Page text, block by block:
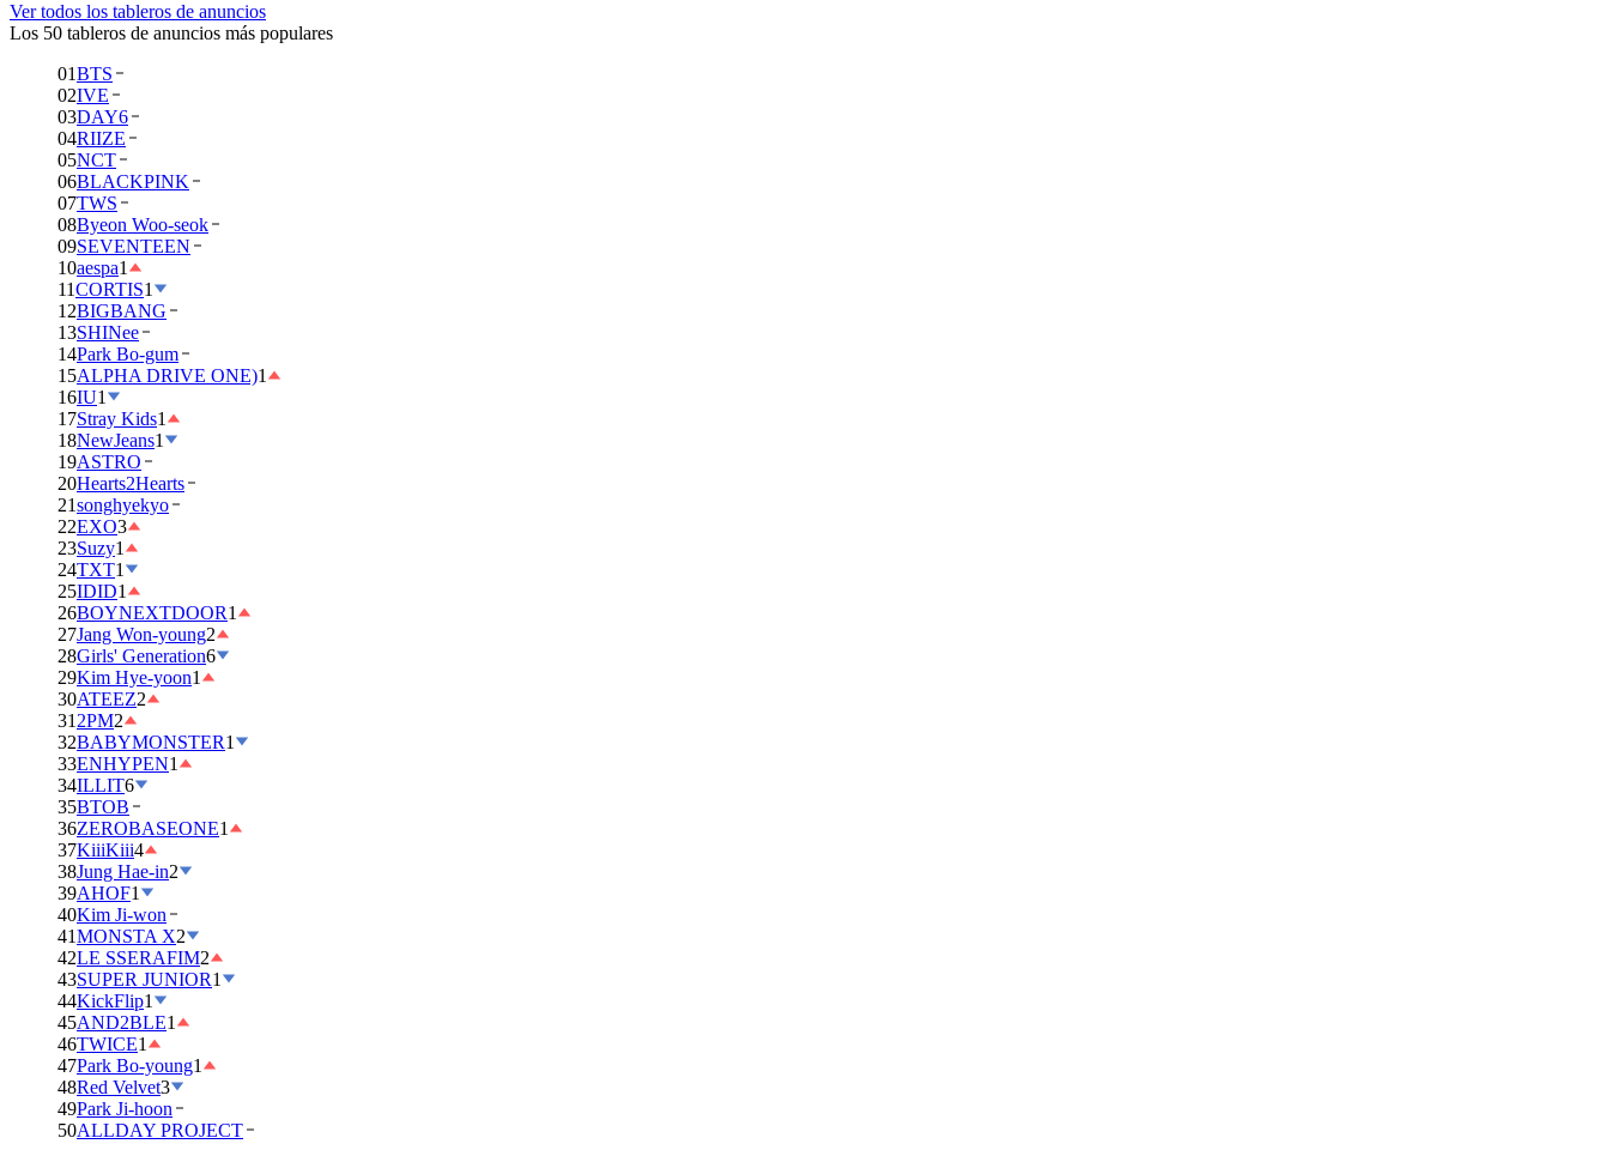
Ver todos los tableros de anuncios
Los 50 tableros de anuncios más populares
01BTS
02IVE
03DAY6
04RIIZE
05NCT
06BLACKPINK
07TWS
08Byeon Woo-seok
09SEVENTEEN
10aespa1
11CORTIS1
12BIGBANG
13SHINee
14Park Bo-gum
15ALPHA DRIVE ONE)1
16IU1
17Stray Kids1
18NewJeans1
19ASTRO
20Hearts2Hearts
21songhyekyo
22EXO3
23Suzy1
24TXT1
25IDID1
26BOYNEXTDOOR1
27Jang Won-young2
28Girls' Generation6
29Kim Hye-yoon1
30ATEEZ2
31 2PM2
32BABYMONSTER1
33ENHYPEN1
34ILLIT6
35BTOB
36ZEROBASEONE1
37KiiiKiii4
38Jung Hae-in2
39AHOF1
40Kim Ji-won
41MONSTA X2
42LE SSERAFIM2
43SUPER JUNIOR1
44KickFlip1
45AND2BLE1
46TWICE1
47Park Bo-young1
48Red Velvet3
49Park Ji-hoon
50ALLDAY PROJECT
BTS